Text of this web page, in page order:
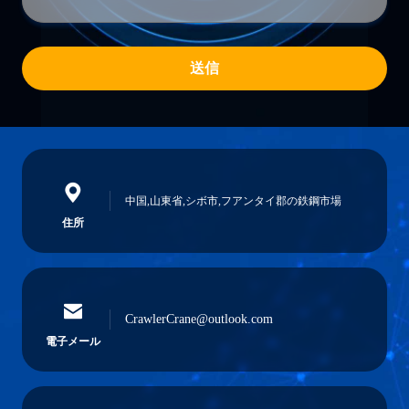
送信
住所
中国,山東省,シボ市,フアンタイ郡の鉄鋼市場
電子メール
CrawlerCrane@outlook.com